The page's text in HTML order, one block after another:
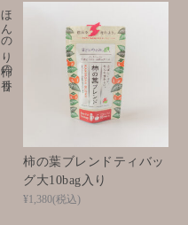
柿の葉ブレンドティバッ
グ大10bag入り
ほんのり柿の香り
¥1,380(税込)